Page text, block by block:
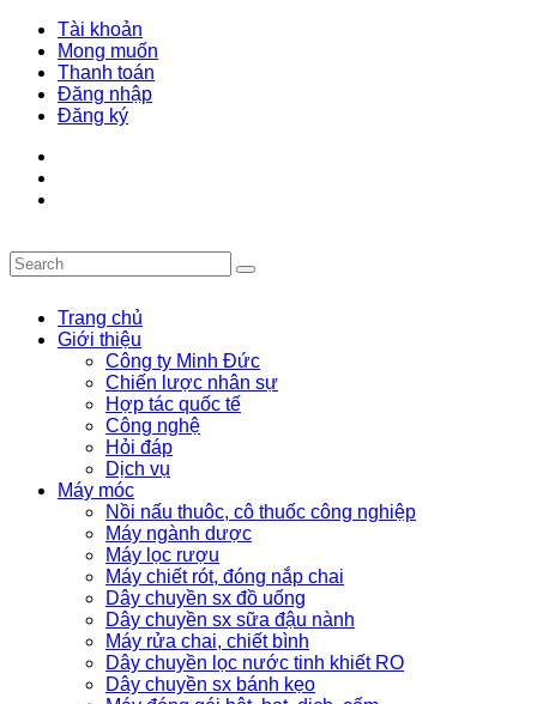
Tài khoản
Mong muốn
Thanh toán
Đăng nhập
Đăng ký
Trang chủ
Giới thiệu
Công ty Minh Đức
Chiến lược nhân sự
Hợp tác quốc tế
Công nghệ
Hỏi đáp
Dịch vụ
Máy móc
Nồi nấu thuôc, cô thuốc công nghiệp
Máy ngành dược
Máy lọc rượu
Máy chiết rót, đóng nắp chai
Dây chuyền sx đồ uống
Dây chuyền sx sữa đậu nành
Máy rửa chai, chiết bình
Dây chuyền lọc nước tinh khiết RO
Dây chuyền sx bánh kẹo